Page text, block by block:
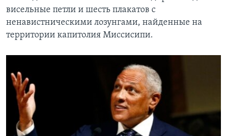
висельные петли и шесть плакатов с
ненавистническими лозунгами, найденные на
территории капитолия Миссисипи.